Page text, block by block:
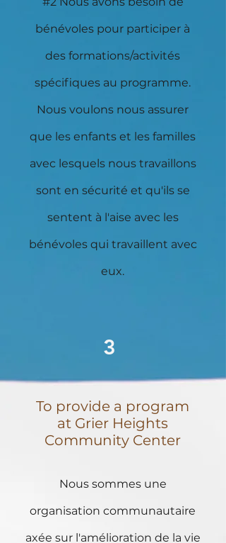
bénévoles pour participer à
des formations/activités
spécifiques au programme.
Nous voulons nous assurer
que les enfants et les familles
avec lesquels nous travaillons
sont en sécurité et qu'ils se
sentent à l'aise avec les
bénévoles qui travaillent avec
eux.
3
To provide a program
at Grier Heights
Community Center
Nous sommes une
organisation communautaire
axée sur l'amélioration de la vie